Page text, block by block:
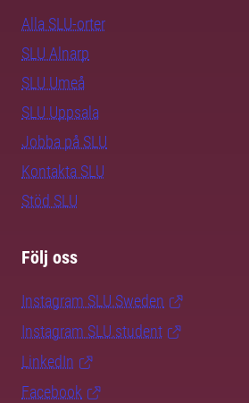
Alla SLU-orter
SLU Alnarp
SLU Umeå
SLU Uppsala
Jobba på SLU
Kontakta SLU
Stöd SLU
Följ oss
Instagram SLU.Sweden
Instagram SLU.student
LinkedIn
Facebook